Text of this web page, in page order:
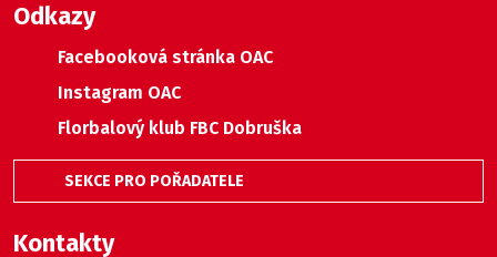
Odkazy
Facebooková stránka OAC
Instagram OAC
Florbalový klub FBC Dobruška
SEKCE PRO POŘADATELE
Kontakty